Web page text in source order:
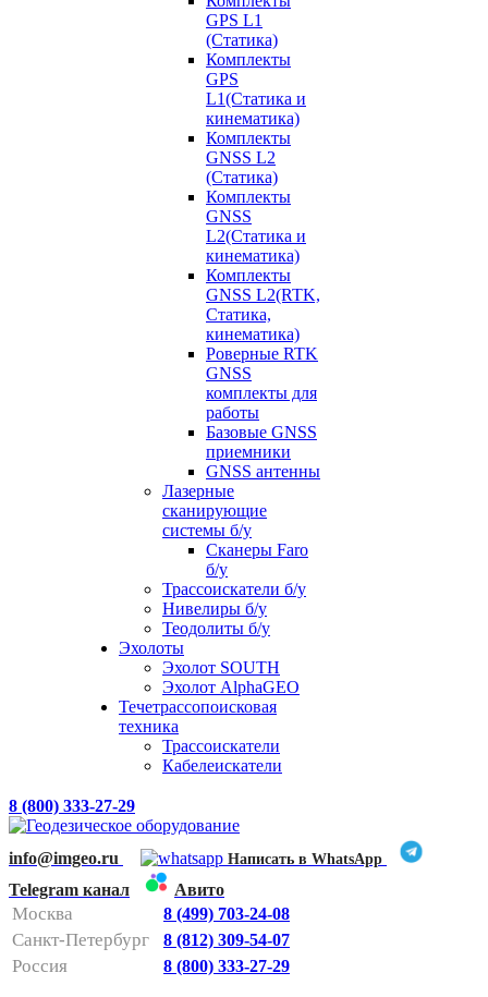
GPS L1
(Статика)
Комплекты
GPS
L1(Статика и
кинематика)
Комплекты
GNSS L2
(Статика)
Комплекты
GNSS
L2(Статика и
кинематика)
Комплекты
GNSS L2(RTK,
Статика,
кинематика)
Роверные RTK
GNSS
комплекты для
работы
Базовые GNSS
приемники
GNSS антенны
Лазерные
сканирующие
системы б/у
Сканеры Faro
б/у
Трассоискатели б/у
Нивелиры б/у
Теодолиты б/у
Эхолоты
Эхолот SOUTH
Эхолот AlphaGEO
Течетрассопоисковая
техника
Трассоискатели
Кабелеискатели
8 (800) 333-27-29
info@imgeo.ru Написать в WhatsApp
Telegram канал Авито
Москва 8 (499) 703-24-08
Санкт-Петербург 8 (812) 309-54-07
Россия 8 (800) 333-27-29